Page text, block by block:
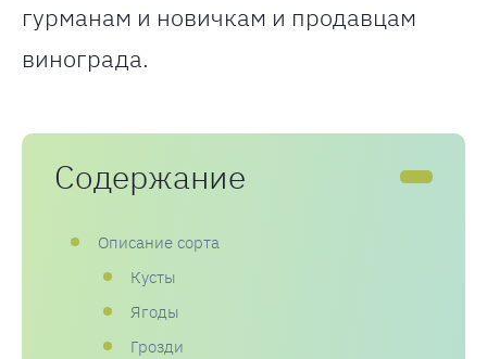
гурманам и новичкам и продавцам
винограда.
Содержание
Описание сорта
Кусты
Ягоды
Грозди